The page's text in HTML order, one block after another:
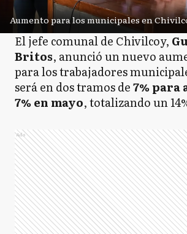
Aumento para los municipales en
El jefe comunal de Chivilcoy,
Britos, anunció un nuevo
para los trabajadores
será en dos tramos de7%
7% en mayo, totalizando un
Ads